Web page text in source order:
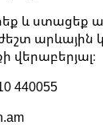
և ստացեք
արևային
վերաբերյալ։
440055